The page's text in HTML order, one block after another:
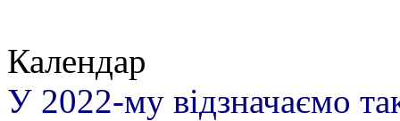
Календар
У 2022-му відзначаємо